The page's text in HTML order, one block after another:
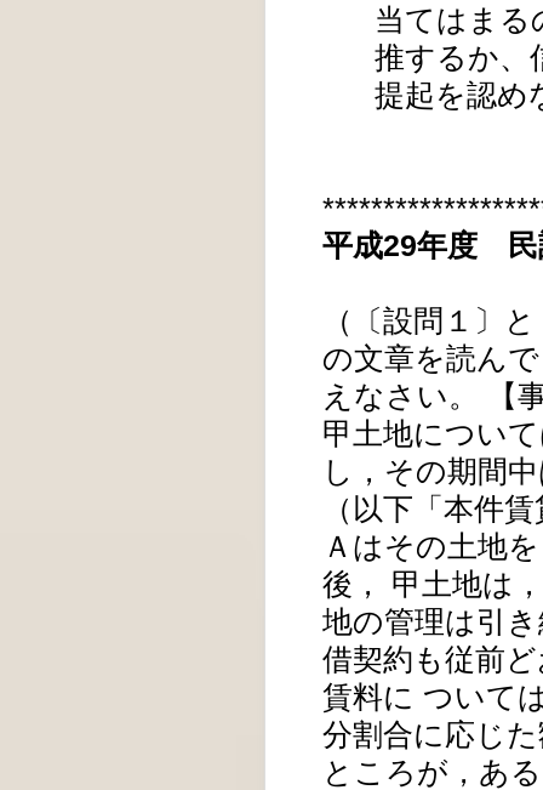
当てはまる
推するか、
提起を認
平成29年度 民
（〔設問１〕
の文章を読ん
えなさい。 【
甲土地につい
し，その期間
（以下「本件
Ａはその土地
後， 甲土地は
地の管理は引
借契約も従前
賃料に ついて
分割合に応じ
ところが，あ